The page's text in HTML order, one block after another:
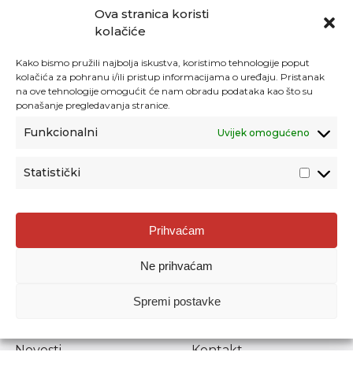
Ova stranica koristi
kolačiće
Kako bismo pružili najbolja iskustva, koristimo tehnologije poput
kolačića za pohranu i/ili pristup informacijama o uređaju. Pristanak
na ove tehnologije omogućit će nam obradu podataka kao što su
ponašanje pregledavanja stranice.
Funkcionalni Uvijek omogućeno
Statistički
Prihvaćam
Ne prihvaćam
Spremi postavke
Agencija za odgoj i obrazovanje
Donje Svetice 38, 10000 Zagreb
1778129
Prenošenje sadržaja dopušteno je uz navođenje izvora.
Novosti
Kontakt